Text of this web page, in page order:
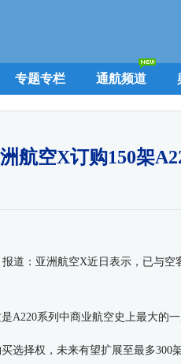
专题专栏 通航频道
航空X订购150架
道： 亚洲航空X近日表示，已与空
A220系列中商业航空史上最大的一
选择权，未来有望扩展至最多300